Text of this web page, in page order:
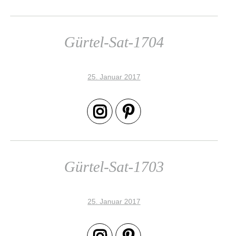
Gürtel-Sat-1704
25. Januar 2017
Gürtel-Sat-1703
25. Januar 2017